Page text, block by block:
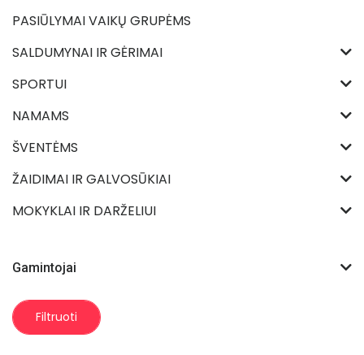
PASIŪLYMAI VAIKŲ GRUPĖMS
SALDUMYNAI IR GĖRIMAI
SPORTUI
NAMAMS
ŠVENTĖMS
ŽAIDIMAI IR GALVOSŪKIAI
MOKYKLAI IR DARŽELIUI
Gamintojai
Filtruoti